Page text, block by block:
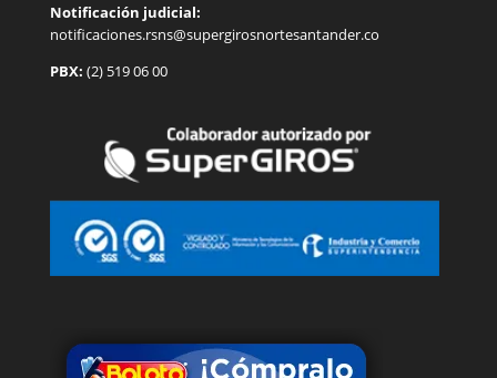
Notificación judicial:
notificaciones.rsns@supergirosnortesantander.co
PBX: (2) 519 06 00